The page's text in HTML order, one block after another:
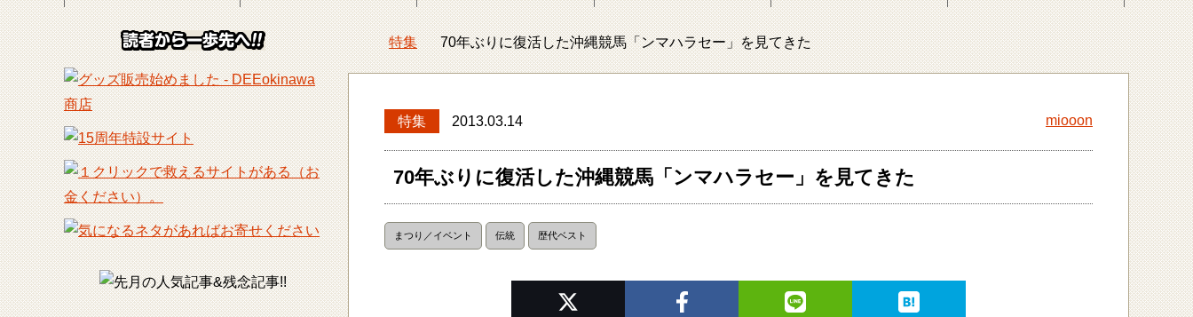
DEEokinawaトップ
特集 70年ぶりに復活した沖縄競馬「ンマハラセー」を見てきた
特集 2013.03.14 miooon
70年ぶりに復活した沖縄競馬「ンマハラセー」を見てきた
まつり／イベント 伝統 歴代ベスト